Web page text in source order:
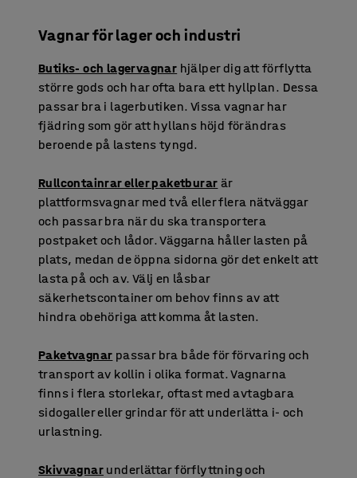
Vagnar för lager och industri
Butiks- och lagervagnar hjälper dig att förflytta
större gods och har ofta bara ett hyllplan. Dessa
passar bra i lagerbutiken. Vissa vagnar har
fjädring som gör att hyllans höjd förändras
beroende på lastens tyngd.
Rullcontainrar eller paketburar är
plattformsvagnar med två eller flera nätväggar
och passar bra när du ska transportera
postpaket och lådor. Väggarna håller lasten på
plats, medan de öppna sidorna gör det enkelt att
lasta på och av. Välj en låsbar
säkerhetscontainer om behov finns av att
hindra obehöriga att komma åt lasten.
Paketvagnar passar bra både för förvaring och
transport av kollin i olika format. Vagnarna
finns i flera storlekar, oftast med avtagbara
sidogaller eller grindar för att underlätta i- och
urlastning.
Skivvagnar underlättar förflyttning och